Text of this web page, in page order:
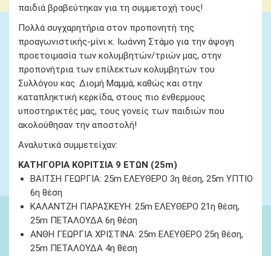
παιδιά βραβεύτηκαν για τη συμμετοχή τους!
Πολλά συγχαρητήρια στον προπονητή της
προαγωνιστικής-μίνι κ. Ιωάννη Στάμο για την άψογη
προετοιμασία των κολυμβητών/τριών μας, στην
προπονήτρια των επίλεκτων κολυμβητών του
Συλλόγου κας. Διομή Μαμμά, καθώς και στην
καταπληκτική κερκίδα, στους πιο ένθερμους
υποστηρικτές μας, τους γονείς των παιδιών που
ακολούθησαν την αποστολή!
Αναλυτικά συμμετείχαν:
ΚΑΤΗΓΟΡΙΑ ΚΟΡΙΤΣΙΑ 9 ΕΤΩΝ (25m)
ΒΑΙΤΣΗ ΓΕΩΡΓΙΑ: 25m ΕΛΕΥΘΕΡΟ 3η θέση, 25m ΥΠΤΙΟ
6η θέση
ΚΑΛΑΝΤΖΗ ΠΑΡΑΣΚΕΥΗ: 25m ΕΛΕΥΘΕΡΟ 21η θέση,
25m ΠΕΤΑΛΟΥΔΑ 6η θέση
ΑΝΘΗ ΓΕΩΡΓΙΑ ΧΡΙΣΤΙΝΑ: 25m ΕΛΕΥΘΕΡΟ 25η θέση,
25m ΠΕΤΑΛΟΥΔΑ 4η θέση